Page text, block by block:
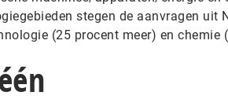
stegen de aanvragen uit
(25 procent meer) en chemie